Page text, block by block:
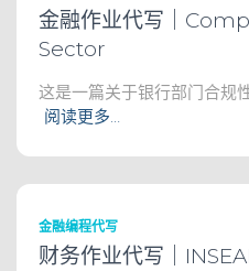
金融作业代写｜
Sector
这是一篇关于银行部门合
阅读更多…
金融编程代写
财务作业代写｜